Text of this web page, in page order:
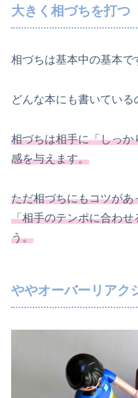
大きく相づちを打つ
相づちは基本中の基本で
どんな本にも書いている
相づちは相手に「しっ
感を与えます。
ただ相づちにもコツが
「相手のテンポに合わ
う。
ややオーバーリアク